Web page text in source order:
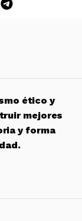
ético y
mejores
y forma